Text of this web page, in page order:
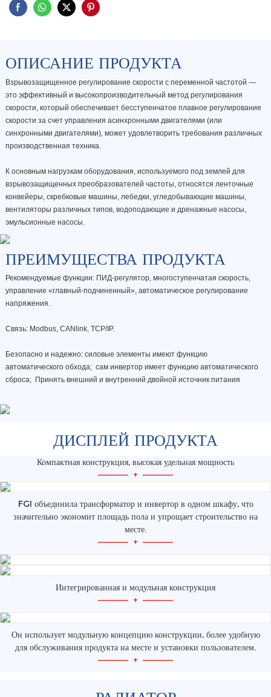
ОПИСАНИЕ ПРОДУКТА
Взрывозащищенное регулирование скорости с переменной частотой —
это эффективный и высокопроизводительный метод регулирования
скорости, который обеспечивает бесступенчатое плавное регулирование
скорости за счет управления асинхронными двигателями (или
синхронными двигателями), может удовлетворить требования различных
производственная техника.
К основным нагрузкам оборудования, используемого под землей для
взрывозащищенных преобразователей частоты, относятся ленточные
конвейеры, скребковые машины, лебедки, угледобывающие машины,
вентиляторы различных типов, водоподающие и дренажные насосы,
эмульсионные насосы.
ПРЕИМУЩЕСТВА ПРОДУКТА
Рекомендуемые функции: ПИД-регулятор, многоступенчатая скорость,
управление «главный-подчиненный», автоматическое регулирование
напряжения.
Связь: Modbus, CANlink, TCP/IP.
Безопасно и надежно: силовые элементы имеют функцию
автоматического обхода; сам инвертор имеет функцию автоматического
сброса; Принять внешний и внутренний двойной источник питания
ДИСПЛЕЙ ПРОДУКТА
Компактная конструкция, высокая удельная мощность
————— + —————
FGI объединила трансформатор и инвертор в одном шкафу, что
значительно экономит площадь пола и упрощает строительство на
месте.
————— + —————
Интегрированная и модульная конструкция
————— + —————
Он использует модульную концепцию конструкции, более удобную
для обслуживания продукта на месте и установки пользователем.
————— + —————